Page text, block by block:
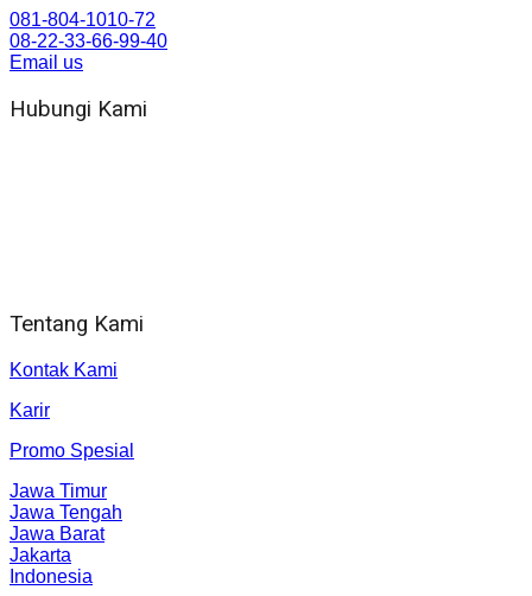
081-804-1010-72
08-22-33-66-99-40
Email us
Hubungi Kami
Tentang Kami
Kontak Kami
Karir
Promo Spesial
Jawa Timur
Jawa Tengah
Jawa Barat
Jakarta
Indonesia